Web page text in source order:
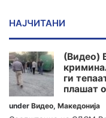
НАЈЧИТАНИ
(Видео)
ги
плашат
under Видео, Македонија